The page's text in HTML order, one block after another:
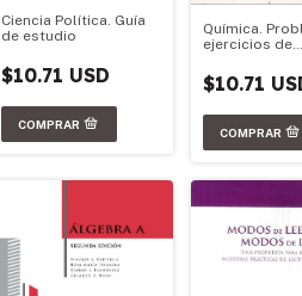
Ciencia Política. Guía
de estudio
$10.71 USD
Química.
ejercicios de
Química
$10.71